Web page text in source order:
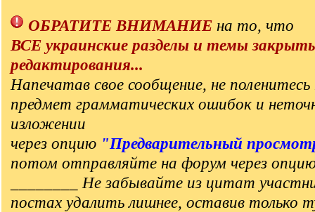
ОБРАТИТЕ ВНИМАНИЕ на то, что
ВСЕ украинские разделы и темы
редактирования...
Напечатав свое сообщение, не
предмет грамматических ошибок и
изложении
через опцию "Предварительный
потом отправляйте на форум через
________ Не забывайте из цитат
постах удалить лишнее, оставив только